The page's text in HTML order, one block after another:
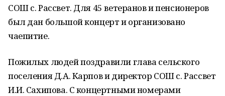
СОШ с. Рассвет. Для 45 ветеранов и пенсионеров
был дан большой концерт и организовано
чаепитие.
Пожилых людей поздравили глава сельского
поселения Д.А. Карпов и директор СОШ с. Рассвет
И.И. Сахипова. С концертными номерами